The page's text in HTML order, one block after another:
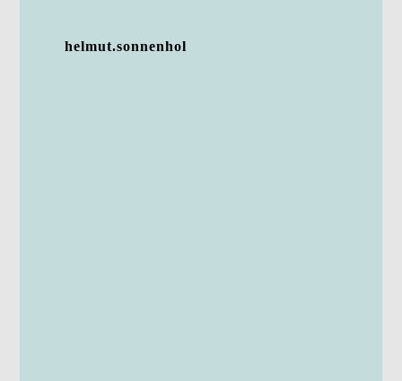
helmut.sonnenhol